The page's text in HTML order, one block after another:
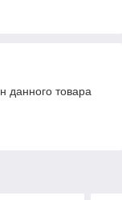
данного товара